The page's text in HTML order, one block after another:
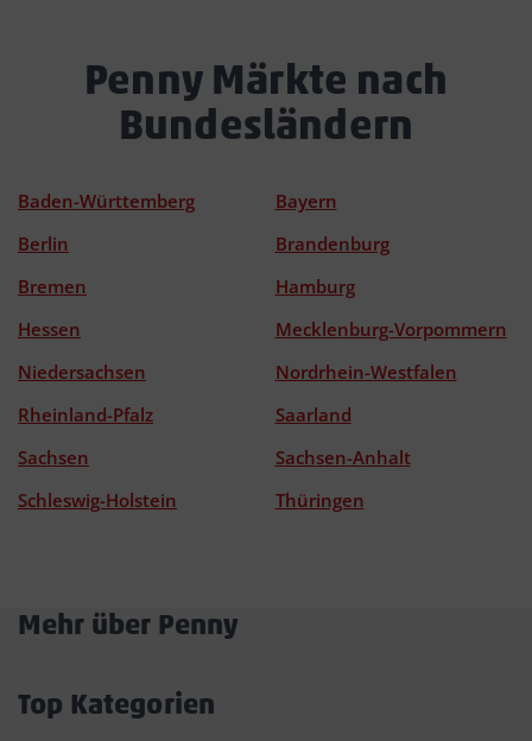
Penny Märkte nach
Bundesländern
Baden-Württemberg
Bayern
Berlin
Brandenburg
Bremen
Hamburg
Hessen
Mecklenburg-Vorpommern
Niedersachsen
Nordrhein-Westfalen
Rheinland-Pfalz
Saarland
Sachsen
Sachsen-Anhalt
Schleswig-Holstein
Thüringen
Mehr über Penny
Top Kategorien